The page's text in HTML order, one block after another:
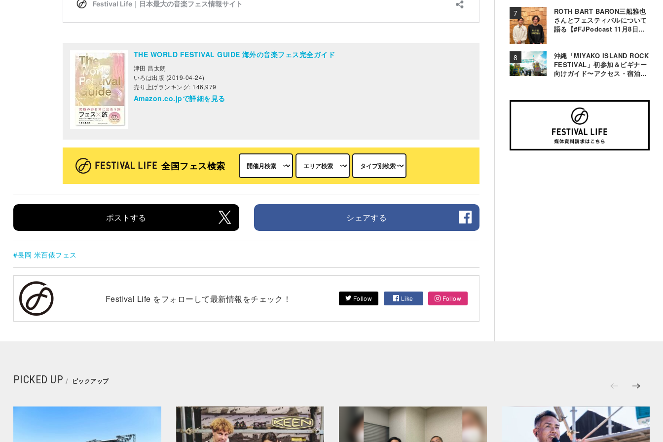
THE WORLD FESTIVAL GUIDE 海外の音楽フェス完全ガイド
津田 昌太朗
いろは出版 (2019-04-24)
売り上げランキング: 146,979
Amazon.co.jpで詳細を見る
全国フェス検索
ポストする シェアする
長岡 米百俵フェス
Festival Life をフォローして最新情報をチェック！ Follow Like Follow
ROTH BART BARON三船雅也
さんとフェスティバルについて
語る【#FJPodcast 11月8日配
沖縄「MIYAKO ISLAND ROCK
FESTIVAL」初参加＆ビギナー
向けガイド〜アクセス・宿泊・
PICKED UP ピックアップ